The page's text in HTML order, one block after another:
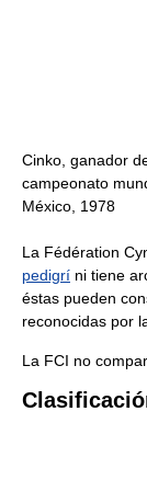
Cinko, ganador
campeonato
México, 1978
La Fédération
pedigrí ni tiene
éstas pueden
reconocidas por
La FCI no